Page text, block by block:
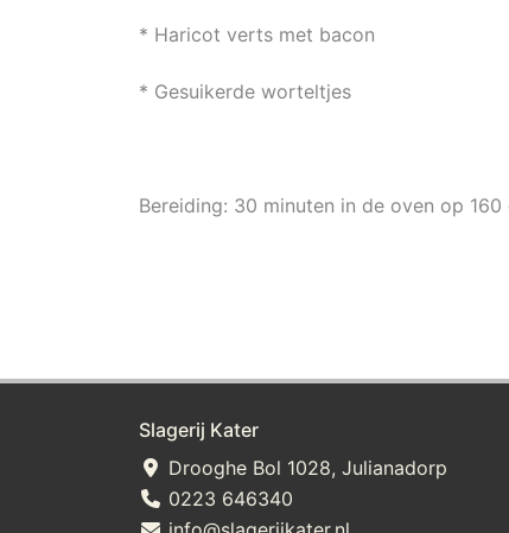
* Haricot verts met bacon
* Gesuikerde worteltjes
Bereiding: 30 minuten in de oven op 160
Slagerij Kater
Drooghe Bol 1028, Julianadorp
0223 646340